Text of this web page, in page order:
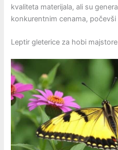
kvaliteta materijala, ali su
konkurentnim cenama,
Leptir gleterice za hobi